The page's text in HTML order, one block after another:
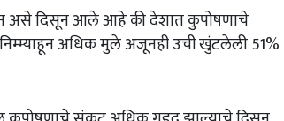
असे दिसून आले आहे की देशात कुपोषणाचे
निम्म्याहून अधिक मुले अजूनही उची खुंटलेली 51%